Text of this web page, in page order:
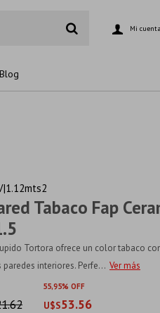
Blog
Tabaco Fap
Tortora ofrece un color tabaco
interiores. Perfe... Ver más
55 95
U$S53.56